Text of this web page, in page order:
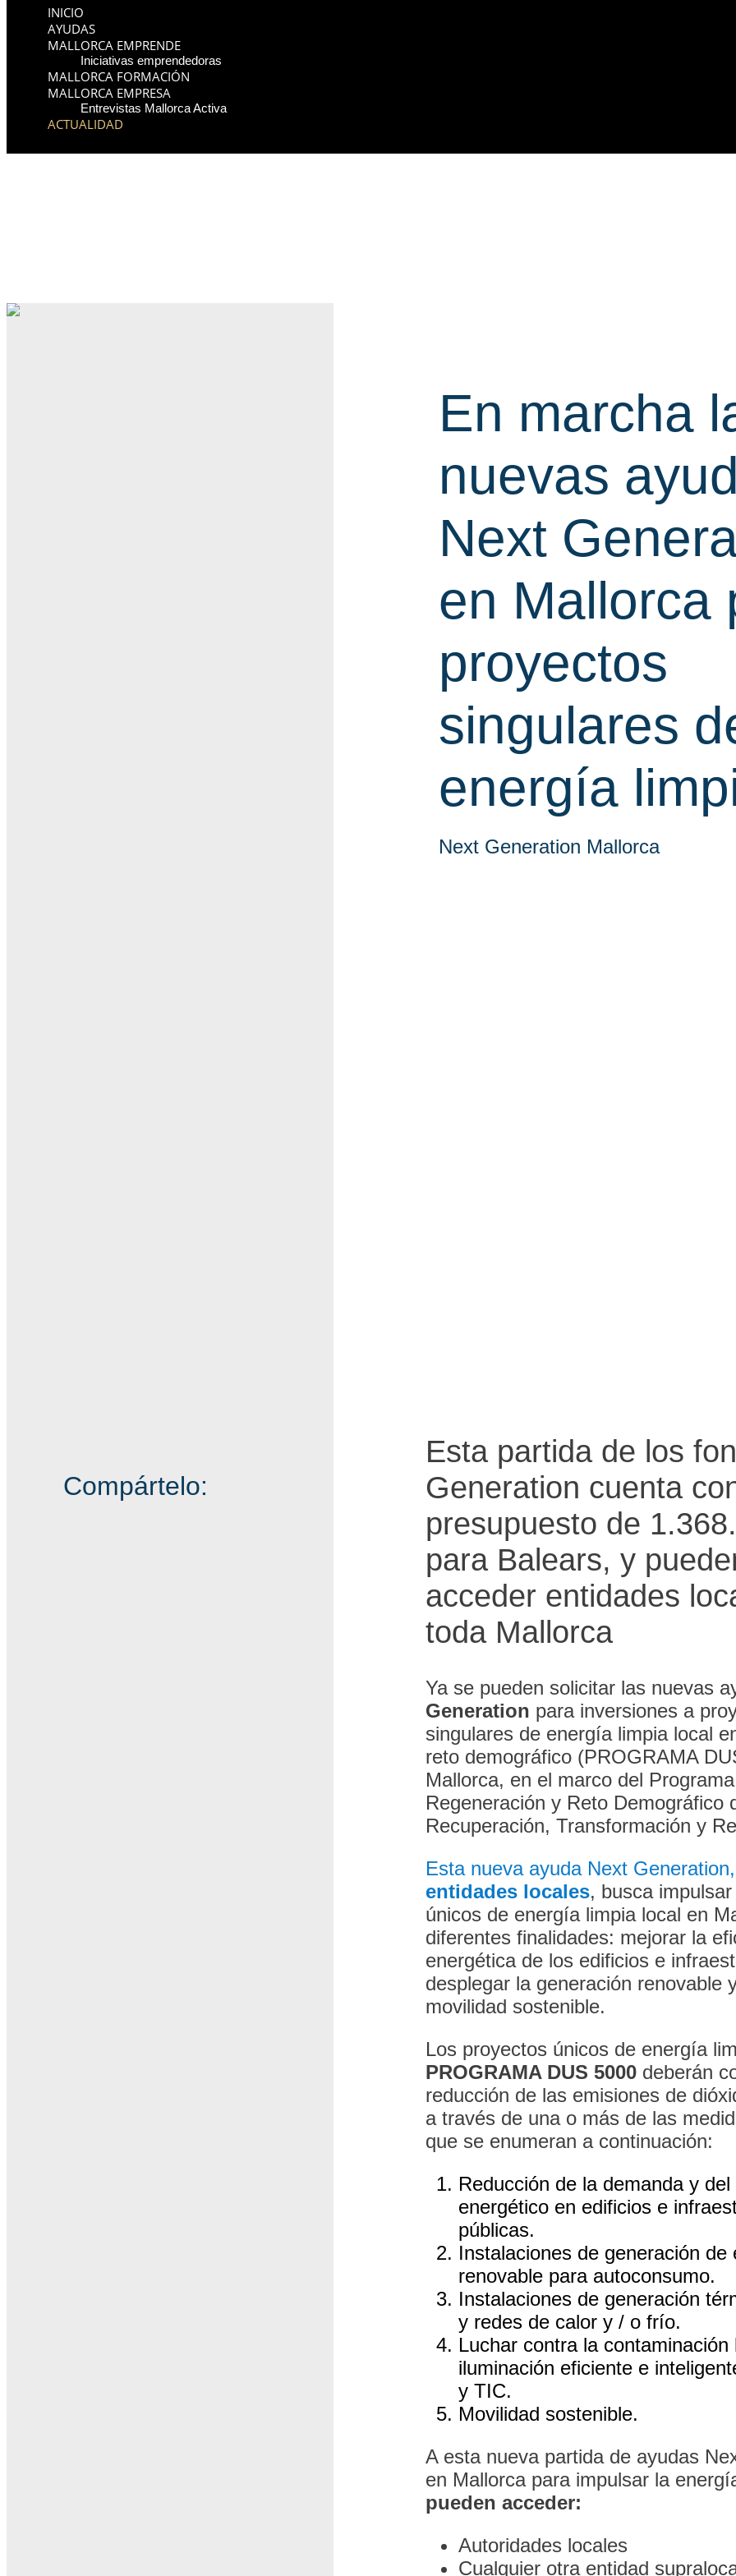
INICIO
AYUDAS
MALLORCA EMPRENDE
Iniciativas emprendedoras
MALLORCA FORMACIÓN
MALLORCA EMPRESA
Entrevistas Mallorca Activa
ACTUALIDAD
En marcha
nuevas
Next
en Mallorca
proyectos
singulares
energía
Next Generation Mallorca
Compártelo:
Esta partida de los
Generation cuenta
presupuesto de
para Balears, y
acceder entidades
toda Mallorca
Ya se pueden solicitar las nuevas
Generation para inversiones a
singulares de energía limpia local
reto demográfico (PROGRAMA
Mallorca, en el marco del
Regeneración y Reto Demográfico
Recuperación, Transformación y
Esta nueva ayuda Next
entidades locales, busca
únicos de energía limpia local en
diferentes finalidades: mejorar la
energética de los edificios e
desplegar la generación renovable
movilidad sostenible.
Los proyectos únicos de energía
PROGRAMA DUS 5000 deberán
reducción de las emisiones de
a través de una o más de las
que se enumeran a continuación:
Reducción de la demanda y
energético en edificios e
públicas.
Instalaciones de generación de
renovable para autoconsumo.
Instalaciones de generación
y redes de calor y / o frío.
Luchar contra la
iluminación eficiente e
y TIC.
Movilidad sostenible.
A esta nueva partida de ayudas
en Mallorca para impulsar la
pueden acceder:
Autoridades locales
Cualquier otra entidad